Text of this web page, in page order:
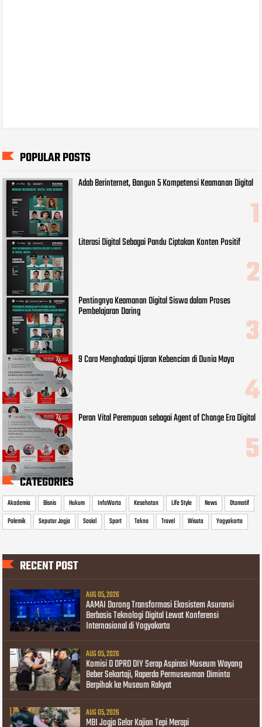
POPULAR POSTS
Adab Berinternet, Bangun 5 Kompetensi Keamanan Digital
Literasi Digital Sebagai Pandu Ciptakan Konten Positif
Pentingnya Keamanan Digital Siswa dalam Proses
Pembelajaran Daring
9 Cara Menghadapi Ujaran Kebencian di Dunia Maya
Peran Vital Perempuan sebagai Agent of Change Era Digital
CATEGORIES
Akademia Bisnis Hukum InfoWarta Kesehatan Life Style News
Otomotif
Polemik
Seputar Jogja Sosial Sport Tekno Travel Wisata Yogyakarta
RECENT POST
AUG 05, 2026
AAMAI Dorong Transformasi Ekosistem Asuransi
Berbasis Teknologi Digital Lewat Konferensi
Internasional di Yogyakarta
AUG 05, 2026
Komisi D DPRD DIY Serap Aspirasi Museum Wayang
Beber Sekartaji, Raperda Permuseuman Diminta
Berpihak ke Museum Rakyat
AUG 05, 2026
MBI Jogja Gelar Kajian Tepi Merapi